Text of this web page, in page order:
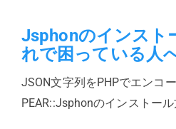
Jsphonのインスト
れで困っている人へ
JSON文字列をPHPでエンコ
PEAR::Jsphonのインストール